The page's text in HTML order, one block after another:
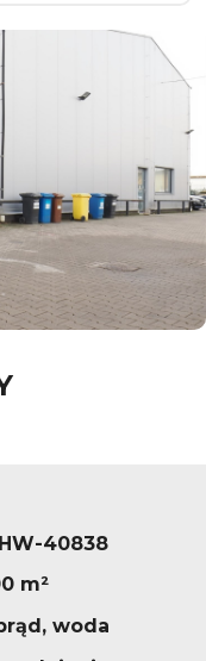
40838
m²
woda